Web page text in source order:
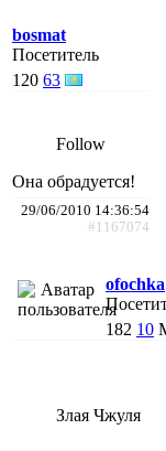
bosmat
Посетитель
120 63
Follow
Она обрадуется!
29/06/2010 14:36:54
#1167074
ofochka
182 10
Злая Чжуля